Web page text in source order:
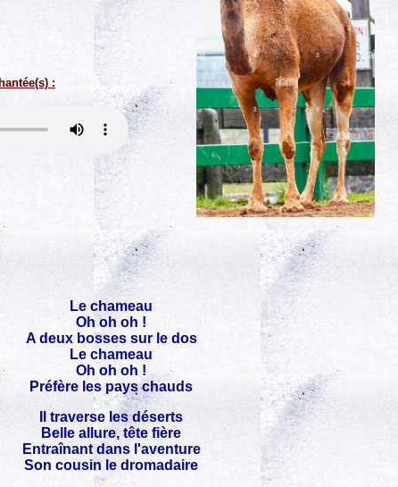
:
Le chameau
Oh oh oh !
A deux bosses sur le dos
Le chameau
Oh oh oh !
Préfère les pays chauds
Il traverse les déserts
Belle allure, tête fière
Entraînant dans l'aventure
Son cousin le dromadaire